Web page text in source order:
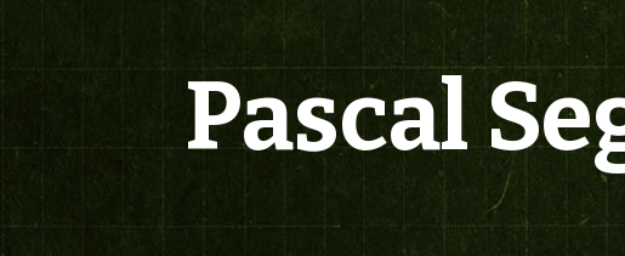
Pascal